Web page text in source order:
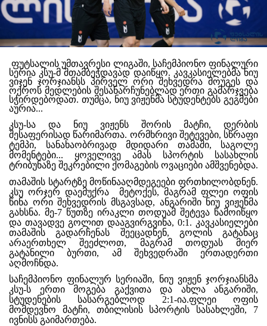
ფუტსალის უმთავრესი ლიგაში, საჩემპიონო ფინალური
სერია კსუ-მ შთამბეჭდავად დაიწყო. კავკასიელებმა ნიუ
ვიჯენ ჯორჯიანსს პირველ ორი შეხვედრა მოუგეს და
ოქროს მედლების შესანარჩუნებლად ერთი გამარჯვება
სჭირდებოდათ. თუმცა, ნიუ ვიჟენმა სტუდენტებს გეგმები
აურია...
კსუ-სა და ნიუ ვიჟენს შორის მატჩი, დერბის
შესაფერისად წარიმართა. ორმხრივი შეტევები, სწრაფი
ტემპი, სანახაობრივად მდიდარი თამაში, საგოლე
მომენტები... ყოველივე ამას სპორტის სასახლის
ტრიბუნაზე შეკრებილი ქომაგების ოვაციები ამშვენებდა.
თამაშის სტარტზე მოწინააღმდეგეები ფრთხილობდნენ.
კსუ ორჯერ დაემუქრა მეტოქეს, მაგრამ ფლეი ოფის
წინა ორი შეხვედრის მსგავსად, ანგარიში ნიუ ვიჟენმა
გახსნა. მე-7 წუთზე ირაკლი თოდუამ შეტევა წამოიწყო
და თავადვე გოლით დააგვირგვინა, 0:1. კავკასიელები
თამაშის გადარჩენას შეეცადნენ, გოლის გატანაც
არაერთხელ შეეძლოთ, მაგრამ თოდუას მიერ
გატანილი ბურთი, ამ შეხვედრაში ერთადერთი
აღმოჩნდა.
საჩემპიონო ფინალურ სერიაში, ნიუ ვიჟენ ჯორჯიანსმა
კსუ-ს ერთი მოგება გაქვითა და ახლა ანგარიში,
სტუდენების სასარგებლოდ 2:1-ია.ფლეი ოფის
მომდევნო მატჩი, თბილისის სპორტის სასახლეში, 7
ივნისს გაიმართება.